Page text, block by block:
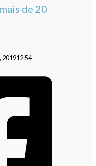
de 20
201912:54